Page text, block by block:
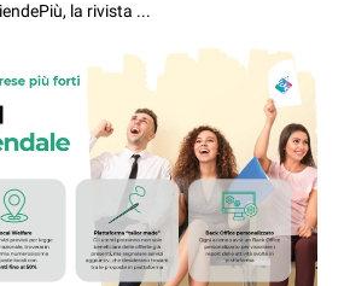
la rivista ...